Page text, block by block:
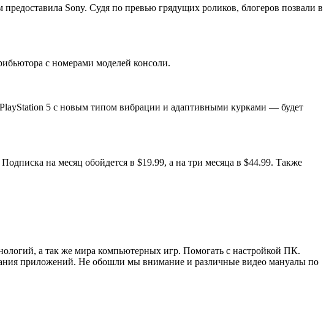
Sony. Судя по превью грядущих роликов, блогеров позвали в
с номерами моделей консоли.
5 с новым типом вибрации и адаптивными курками — будет
на месяц обойдется в $19.99, а на три месяца в $44.99. Также
а так же мира компьютерных игр. Помогать с настройкой ПК.
приложений. Не обошли мы внимание и различные видео мануалы по